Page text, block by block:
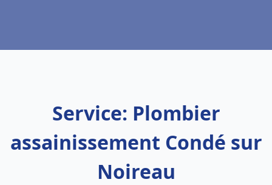
Service: Plombier
assainissement Condé sur
Noireau